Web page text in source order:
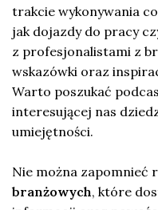
trakcie wykonywania
jak dojazdy do pracy
z profesjonalistami z
wskazówki oraz
Warto poszukać
interesującej nas
umiejętności.
Nie można zapomnieć
branżowych, które